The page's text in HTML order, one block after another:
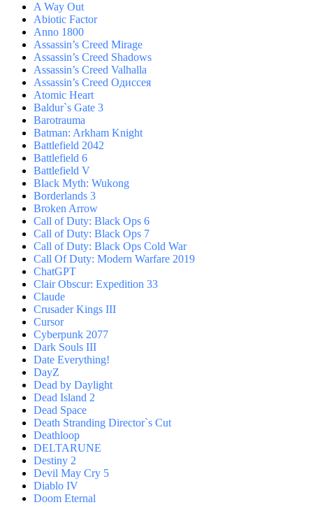
A Way Out
Abiotic Factor
Anno 1800
Assassin’s Creed Mirage
Assassin’s Creed Shadows
Assassin’s Creed Valhalla
Assassin’s Creed Одиссея
Atomic Heart
Baldur`s Gate 3
Barotrauma
Batman: Arkham Knight
Battlefield 2042
Battlefield 6
Battlefield V
Black Myth: Wukong
Borderlands 3
Broken Arrow
Call of Duty: Black Ops 6
Call of Duty: Black Ops 7
Call of Duty: Black Ops Cold War
Call Of Duty: Modern Warfare 2019
ChatGPT
Clair Obscur: Expedition 33
Claude
Crusader Kings III
Cursor
Cyberpunk 2077
Dark Souls III
Date Everything!
DayZ
Dead by Daylight
Dead Island 2
Dead Space
Death Stranding Director`s Cut
Deathloop
DELTARUNE
Destiny 2
Devil May Cry 5
Diablo IV
Doom Eternal